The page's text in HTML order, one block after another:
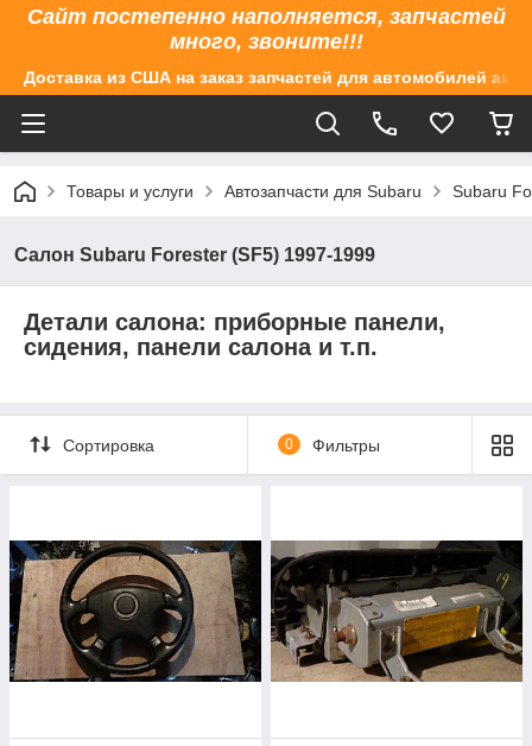
Сайт постепенно наполняется, запчастей
много, звоните!!!
Доставка из США на заказ запчастей для автомобилей
Товары и услуги Автозапчасти для Subaru Subaru
Салон Subaru Forester (SF5) 1997-1999
Детали салона: приборные панели,
сидения, панели салона и т.п.
Сортировка 0 Фильтры